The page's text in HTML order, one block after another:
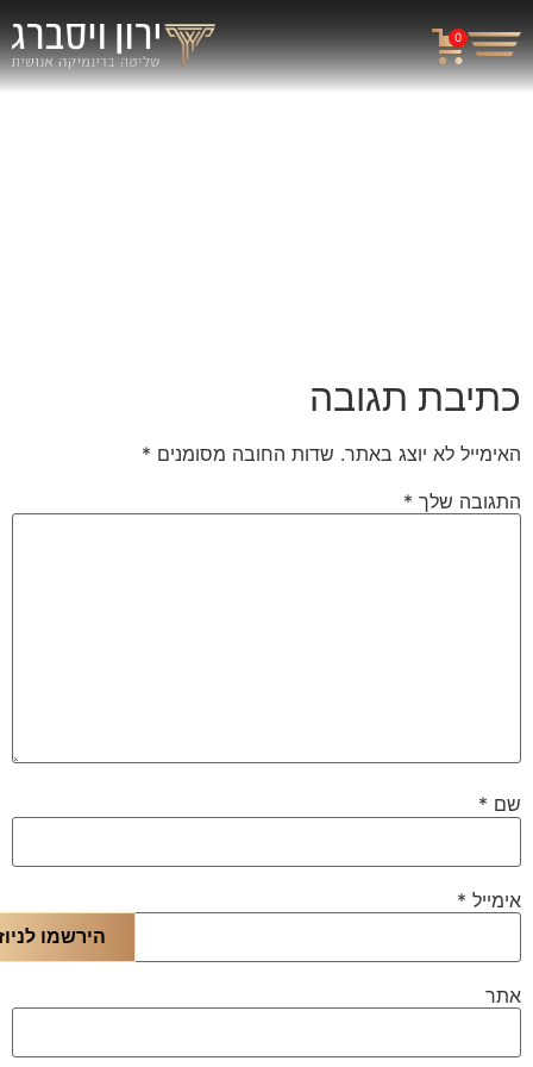
0
כתיבת תגובה
האימייל לא יוצג באתר. שדות החובה מסומנים *
התגובה שלך *
שם *
אימייל *
אתר
הירשמו